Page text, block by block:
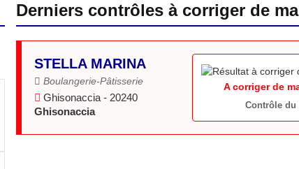
Derniers contrôles à corriger de
STELLA MARINA
Boulangerie-Pâtisserie
Ghisonaccia - 20240
Ghisonaccia
A corriger de
Contrôle du